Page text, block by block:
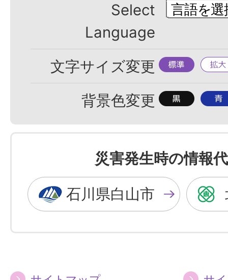
Select
Language
文字サイズ変更 標
準
拡
大
背景色変更 背
色
を
黒
色
に
背
色
を
青
色
に
災害発生時の情報
石川県白山市